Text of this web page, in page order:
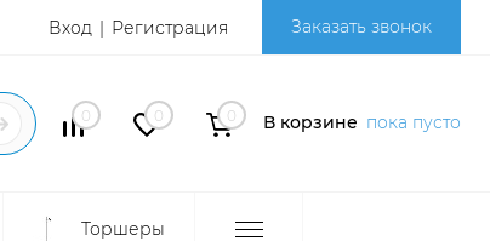
Вход Регистрация Заказать звонок
0 0 0 В корзине пока пусто
Торшеры